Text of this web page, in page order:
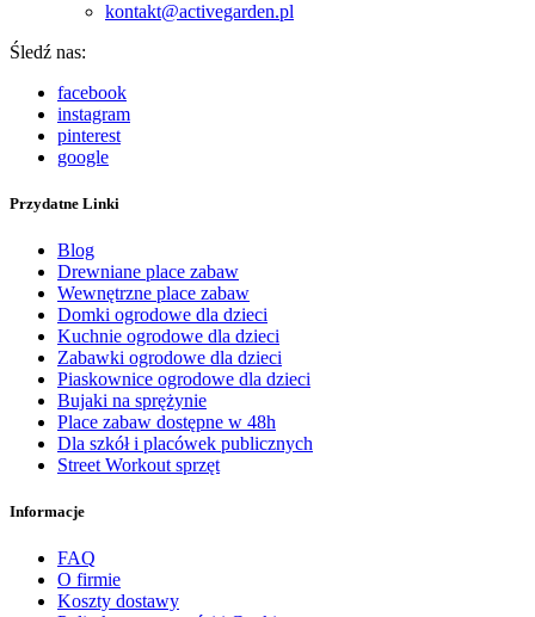
kontakt@activegarden.pl
Śledź nas:
facebook
instagram
pinterest
google
Przydatne Linki
Blog
Drewniane place zabaw
Wewnętrzne place zabaw
Domki ogrodowe dla dzieci
Kuchnie ogrodowe dla dzieci
Zabawki ogrodowe dla dzieci
Piaskownice ogrodowe dla dzieci
Bujaki na sprężynie
Place zabaw dostępne w 48h
Dla szkół i placówek publicznych
Street Workout sprzęt
Informacje
FAQ
O firmie
Koszty dostawy